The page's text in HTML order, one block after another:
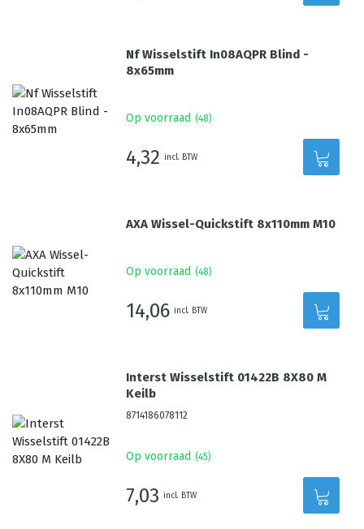
Nf Wisselstift In08AQPR Blind -
8x65mm
Op voorraad (48)
4,32 incl. BTW
AXA Wissel-Quickstift 8x110mm M10
Op voorraad (48)
14,06 incl. BTW
Interst Wisselstift 01422B 8X80 M
Keilb
8714186078112
Op voorraad (45)
7,03 incl. BTW